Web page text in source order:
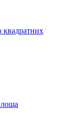
квадратних